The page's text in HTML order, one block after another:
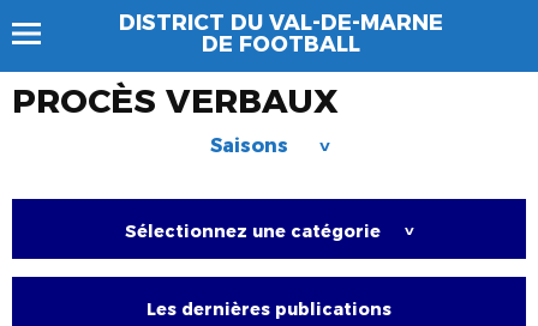
DISTRICT DU VAL-DE-MARNE
DE FOOTBALL
PROCÈS VERBAUX
Saisons >
Sélectionnez une catégorie >
Les dernières publications